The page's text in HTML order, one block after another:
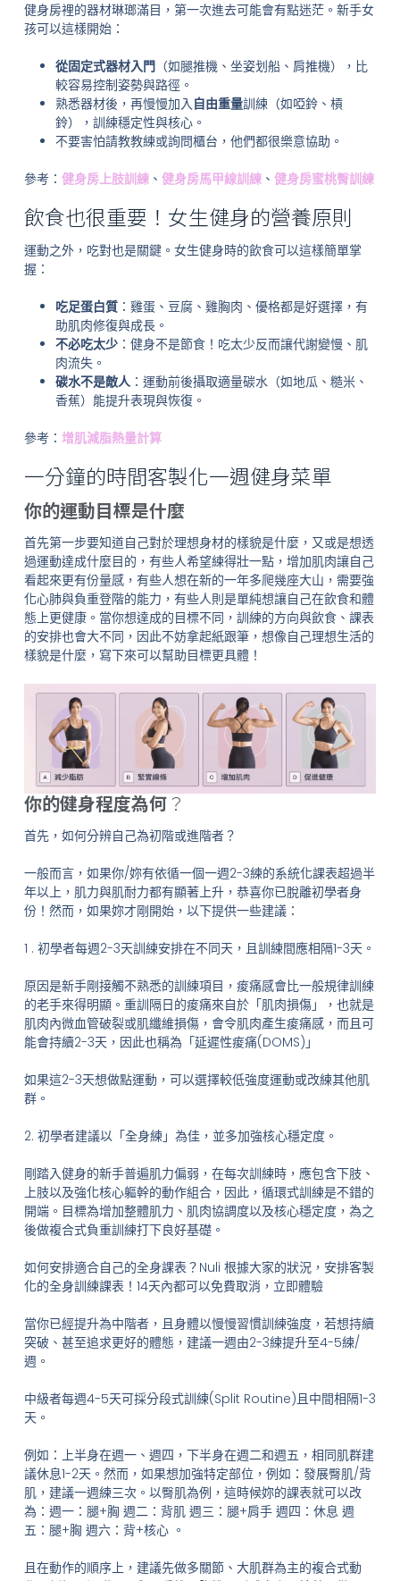
健身房裡的器材琳瑯滿目，第一次進去可能會有點迷茫。新手女
孩可以這樣開始：
從固定式器材入門（如腿推機、坐姿划船、肩推機），比
較容易控制姿勢與路徑。
熟悉器材後，再慢慢加入自由重量訓練（如啞鈴、槓
鈴），訓練穩定性與核心。
不要害怕請教教練或詢問櫃台，他們都很樂意協助。
參考： 健身房上肢訓練、 健身房馬甲線訓練、 健身房蜜桃臀訓練
飲食也很重要！女生健身的營養原則
運動之外，吃對也是關鍵。女生健身時的飲食可以這樣簡單掌
握：
吃足蛋白質：雞蛋、豆腐、雞胸肉、優格都是好選擇，有
助肌肉修復與成長。
不必吃太少：健身不是節食！吃太少反而讓代謝變慢、肌
肉流失。
碳水不是敵人：運動前後攝取適量碳水（如地瓜、糙米、
香蕉）能提升表現與恢復。
參考： 增肌減脂熱量計算
一分鐘的時間客製化一週健身菜單
你的運動目標是什麼
首先第一步要知道自己對於理想身材的樣貌是什麼，又或是想透
過運動達成什麼目的，有些人希望練得壯一點，增加肌肉讓自己
看起來更有份量感，有些人想在新的一年多爬幾座大山，需要強
化心肺與負重登階的能力，有些人則是單純想讓自己在飲食和體
態上更健康。當你想達成的目標不同，訓練的方向與飲食、課表
的安排也會大不同，因此不妨拿起紙跟筆，想像自己理想生活的
樣貌是什麼，寫下來可以幫助目標更具體！
你的健身程度為何？
首先，如何分辨自己為初階或進階者？
一般而言，如果你/妳有依循一個一週2-3練的系統化課表超過半
年以上，肌力與肌耐力都有顯著上升，恭喜你已脫離初學者身
份！然而，如果妳才剛開始，以下提供一些建議：
1 . 初學者每週2-3天訓練安排在不同天，且訓練間應相隔1-3天。
原因是新手剛接觸不熟悉的訓練項目，痠痛感會比一般規律訓練
的老手來得明顯。重訓隔日的痠痛來自於「肌肉損傷」，也就是
肌肉內微血管破裂或肌纖維損傷，會令肌肉產生痠痛感，而且可
能會持續2-3天，因此也稱為「延遲性痠痛(DOMS)」
如果這2-3天想做點運動，可以選擇較低強度運動或改練其他肌
群。
2. 初學者建議以「全身練」為佳，並多加強核心穩定度。
剛踏入健身的新手普遍肌力偏弱，在每次訓練時，應包含下肢、
上肢以及強化核心軀幹的動作組合，因此，循環式訓練是不錯的
開端。目標為增加整體肌力、肌肉協調度以及核心穩定度，為之
後做複合式負重訓練打下良好基礎。
如何安排適合自己的全身課表？Nuli 根據大家的狀況，安排客製
化的全身訓練課表！14天內都可以免費取消，立即體驗
當你已經提升為中階者，且身體以慢慢習慣訓練強度，若想持續
突破、甚至追求更好的體態，建議一週由2-3練提升至4-5練/
週。
中級者每週4-5天可採分段式訓練(Split Routine)且中間相隔1-3
天。
例如：上半身在週一、週四，下半身在週二和週五，相同肌群建
議休息1-2天。然而，如果想加強特定部位，例如：發展臀肌/背
肌，建議一週練三次。以臀肌為例，這時候妳的課表就可以改
為：週一：腿+胸 週二：背肌 週三：腿+肩手 週四：休息 週
五：腿+胸 週六：背+核心 。
且在動作的順序上，建議先做多關節、大肌群為主的複合式動